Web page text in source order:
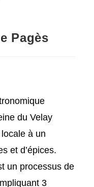
Pagès
du Velay
à un
et d’épices.
un processus de
3